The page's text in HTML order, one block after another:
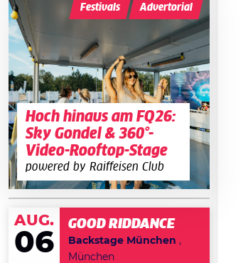
Hoch hinaus am FQ26:
Sky Gondel & 360°-
Video-Rooftop-Stage
powered by Raiffeisen Club
Festivals Advertorial
AUG.
06
GOOD RIDDANCE
Backstage München ,
München